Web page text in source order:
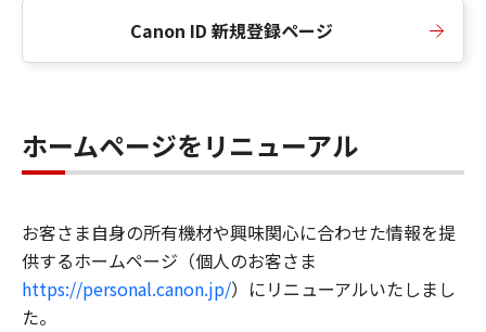
Canon ID 新規登録ページ
ホームページをリニューアル
お客さま自身の所有機材や興味関心に合わせた情報を提
供するホームページ（個人のお客さま
https://personal.canon.jp/）にリニューアルいたしまし
た。